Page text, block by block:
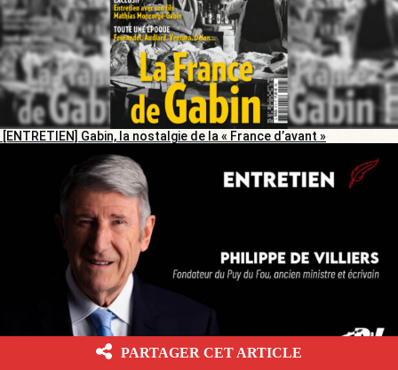
[ENTRETIEN] Gabin, la nostalgie de la « France d’avant »
PARTAGER CET ARTICLE